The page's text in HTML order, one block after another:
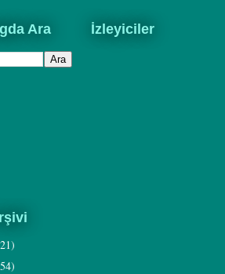
Ara İzleyiciler